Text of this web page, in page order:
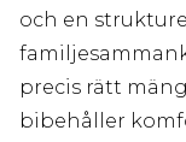
och en
precis rätt
bibehåller